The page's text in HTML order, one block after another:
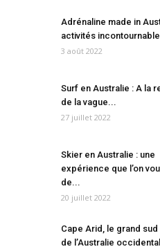
Adrénaline made in
activités
3 août 2022
Surf en Australie : A la
de la vague...
27 juillet 2022
Skier en Australie : une
expérience que l’on
de...
20 juillet 2022
Cape Arid, le grand sud
de l’Australie